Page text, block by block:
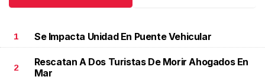
1 Se Impacta Unidad En Puente Vehicular
2
Rescatan A Dos Turistas De Morir Ahogados En
Mar